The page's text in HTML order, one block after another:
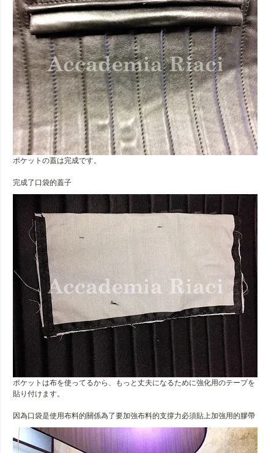
ポケットの蓋は完成です。
完成了口袋的蓋子
ポケットは布を使ってるから、もっと丈夫になるために強化用のテープを
貼り付けます。
因為口袋是使用布料的關係為了要加強布料的支撐力必須貼上加強用的膠帶